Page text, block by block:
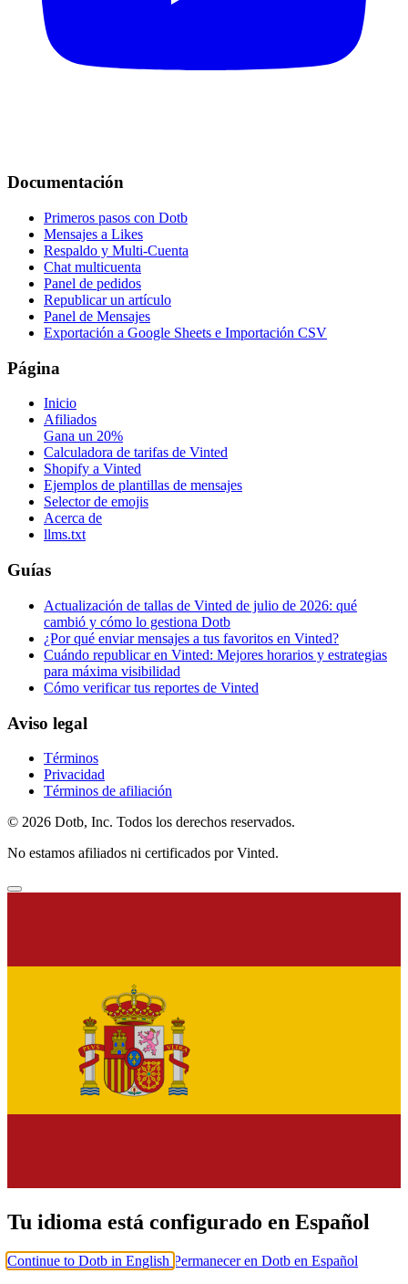
Documentación
Primeros pasos con Dotb
Mensajes a Likes
Respaldo y Multi-Cuenta
Chat multicuenta
Panel de pedidos
Republicar un artículo
Panel de Mensajes
Exportación a Google Sheets e Importación CSV
Página
Inicio
Afiliados
Gana un 20%
Calculadora de tarifas de Vinted
Shopify a Vinted
Ejemplos de plantillas de mensajes
Selector de emojis
Acerca de
llms.txt
Guías
Actualización de tallas de Vinted de julio de 2026: qué
cambió y cómo lo gestiona Dotb
¿Por qué enviar mensajes a tus favoritos en Vinted?
Cuándo republicar en Vinted: Mejores horarios y estrategias
para máxima visibilidad
Cómo verificar tus reportes de Vinted
Aviso legal
Términos
Privacidad
Términos de afiliación
© 2026 Dotb, Inc. Todos los derechos reservados.
No estamos afiliados ni certificados por Vinted.
Tu idioma está configurado en Español
Continue to Dotb in English Permanecer en Dotb en Español